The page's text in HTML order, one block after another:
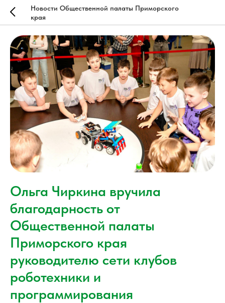
Новости Общественной палаты Приморского
края
Ольга Чиркина вручила
благодарность от
Общественной палаты
Приморского края
руководителю сети клубов
роботехники и
программирования